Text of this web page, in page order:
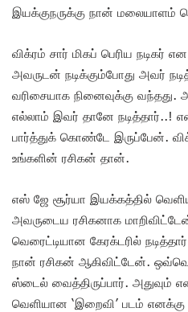
இயக்குநருக்கு நான் மலையாளம்
விக்ரம் சார் மிகப் பெரிய நடிகர்
அவருடன் நடிக்கும்போது அவர்
வரிசையாக நினைவுக்கு
எல்லாம் இவர் தானே நடித்தார்..!
பார்த்துக் கொண்டே இருப்பேன்.
உங்களின் ரசிகன் தான்.
எஸ் ஜே சூர்யா இயக்கத்தில்
அவருடைய ரசிகனாக
வெரைட்டியான கேரக்டரில்
நான் ரசிகன் ஆகிவிட்டேன்.
ஸ்டைல் வைத்திருப்பார். அதுவும்
வெளியான ‘இறைவி’ படம் எனக்கு